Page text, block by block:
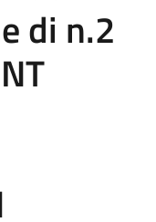
di n.2